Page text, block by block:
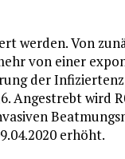
werden. Von
von einer
der
Angestrebt wird
erhöht.